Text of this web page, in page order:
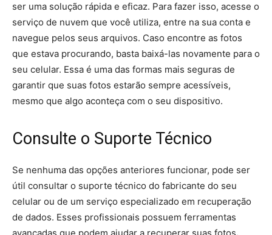
ser uma solução rápida e eficaz. Para fazer isso, acesse o
serviço de nuvem que você utiliza, entre na sua conta e
navegue pelos seus arquivos. Caso encontre as fotos
que estava procurando, basta baixá-las novamente para o
seu celular. Essa é uma das formas mais seguras de
garantir que suas fotos estarão sempre acessíveis,
mesmo que algo aconteça com o seu dispositivo.
Consulte o Suporte Técnico
Se nenhuma das opções anteriores funcionar, pode ser
útil consultar o suporte técnico do fabricante do seu
celular ou de um serviço especializado em recuperação
de dados. Esses profissionais possuem ferramentas